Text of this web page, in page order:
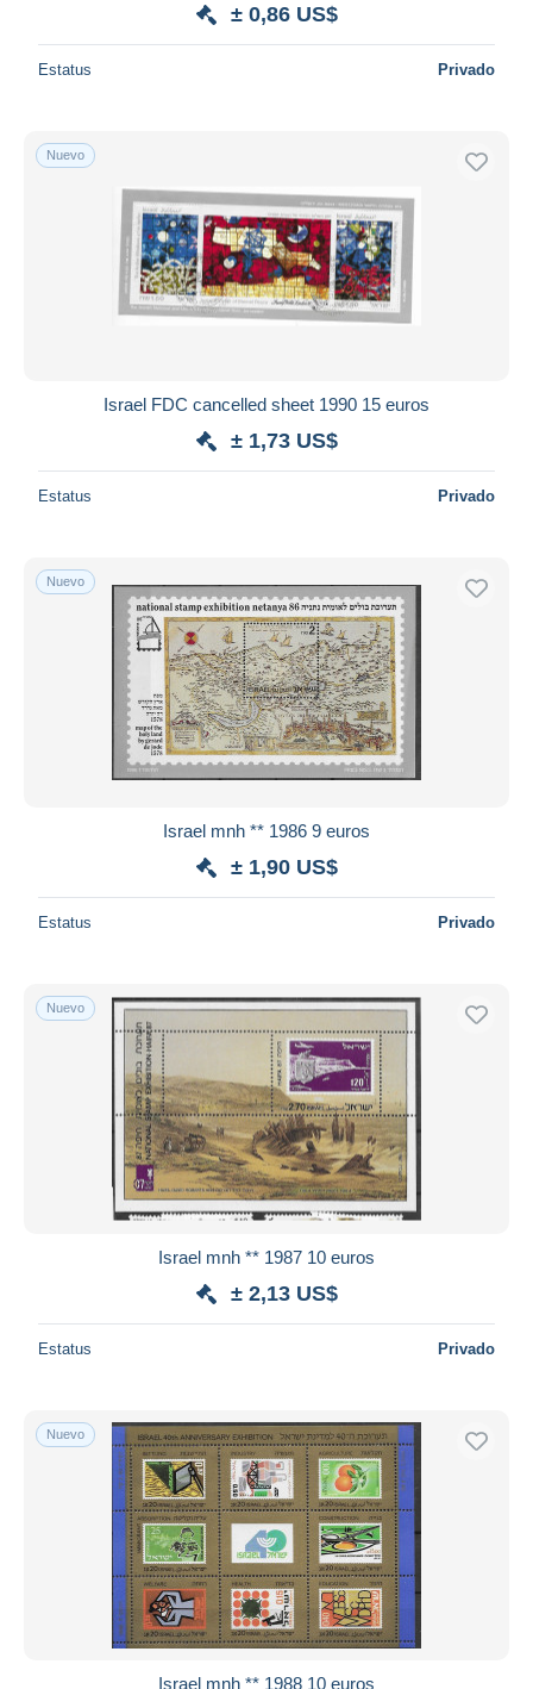
± 0,86 US$
Estatus Privado
Nuevo
Israel FDC cancelled sheet 1990 15 euros
± 1,73 US$
Estatus Privado
Nuevo
Israel mnh ** 1986 9 euros
± 1,90 US$
Estatus Privado
Nuevo
Israel mnh ** 1987 10 euros
± 2,13 US$
Estatus Privado
Nuevo
Israel mnh ** 1988 10 euros